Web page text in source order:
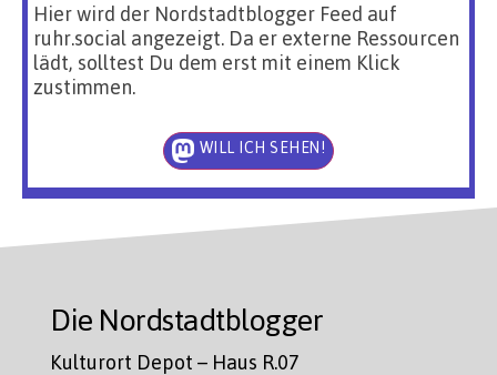
Hier wird der Nordstadtblogger Feed auf
ruhr.social angezeigt. Da er externe Ressourcen
lädt, solltest Du dem erst mit einem Klick
zustimmen.
WILL ICH SEHEN!
Die Nordstadtblogger
Kulturort Depot – Haus R.07